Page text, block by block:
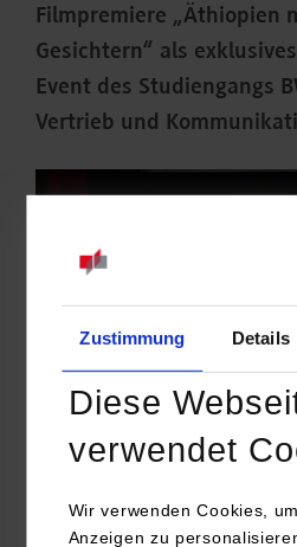
Zustimmung Details
Diese
verwendet
Wir verwenden Cookies,
Anzeigen zu
Filmpremiere „Äthiopien
Gesichtern“ als
Event des Studiengangs
Vertrieb und
Prof. Dr. Uwe C. Swoboda, Initiator